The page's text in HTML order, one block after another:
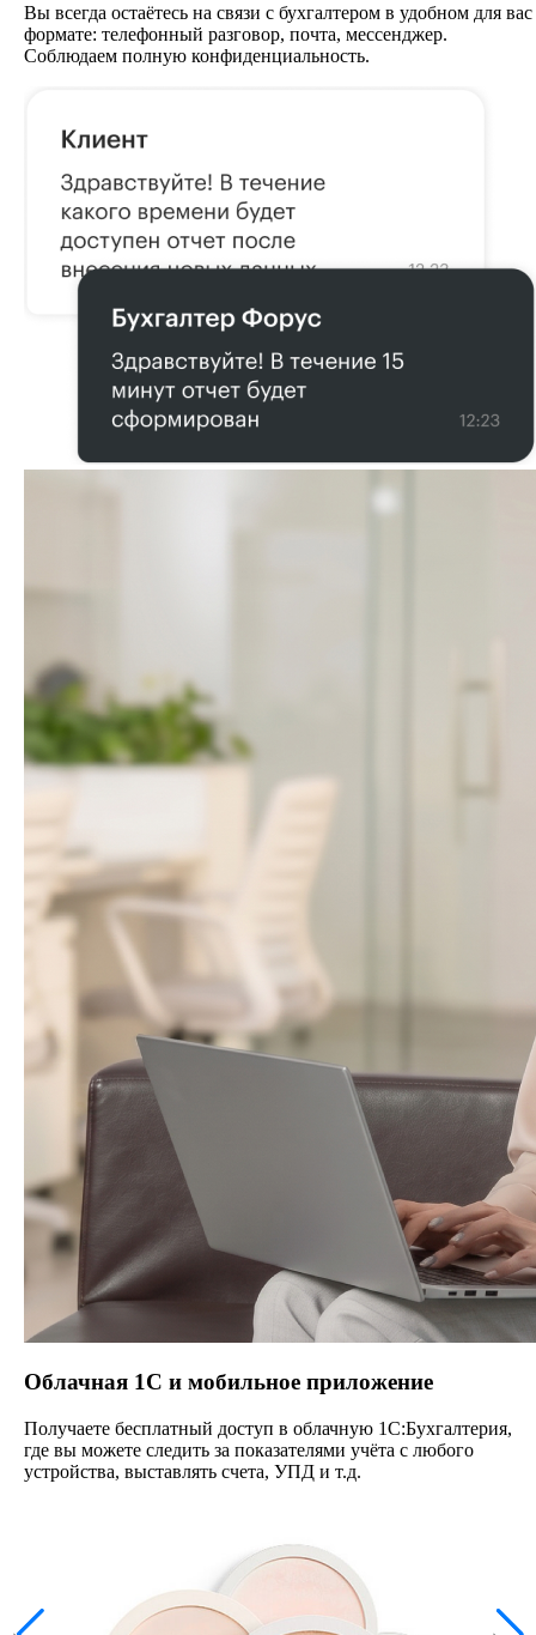
Вы всегда остаётесь на связи с бухгалтером в удобном для вас
формате: телефонный разговор, почта, мессенджер.
Соблюдаем полную конфиденциальность.
Облачная 1С и мобильное приложение
Получаете бесплатный доступ в облачную 1С:Бухгалтерия,
где вы можете следить за показателями учёта с любого
устройства, выставлять счета, УПД и т.д.